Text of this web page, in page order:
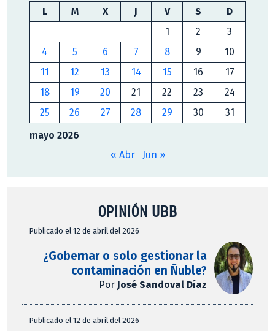
mayo 2026
L M X J V S
D
1
2
3
4
5 6 7 8 9
10
11
12 13 14 15 16
17
18
19 20 21 22 23
24
25
26 27 28 29 30 31
« Abr Jun »
OPINIÓN UBB
Publicado el 12 de abril del 2026
¿Gobernar o solo gestionar la
contaminación en Ñuble?
Por José Sandoval Díaz
Publicado el 12 de abril del 2026